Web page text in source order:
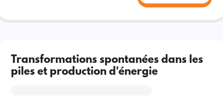
Transformations spontanées dans les
piles et production d'énergie